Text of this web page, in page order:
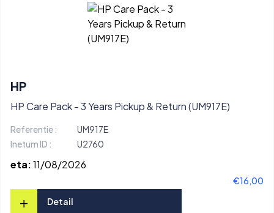
HP
HP Care Pack - 3 Years Pickup & Return (UM917E)
Referentie :
UM917E
Inetum ID :
U2760
eta:11/08/2026
€16,00
+ Detail